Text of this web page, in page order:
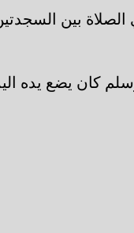
بين
كان يضع يده